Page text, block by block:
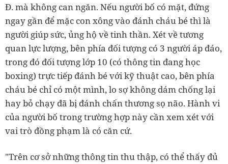
Đ. mà không can ngăn. Nếu người bố có mặt, đứng
ngay gần để mặc con xông vào đánh cháu bé thì là
người giúp sức, ủng hộ về tinh thần. Xét về tương
quan lực lượng, bên phía đối tượng có 3 người áp đáo,
trong đó đối tượng lớp 10 (có thông tin đang học
boxing) trực tiếp đánh bé với kỹ thuật cao, bên phía
cháu bé chỉ có một mình, lo sợ không dám chống lại
hay bỏ chạy đã bị đánh chấn thương sọ não. Hành vi
của người bố trong trường hợp này cần xem xét với
vai trò đồng phạm là có căn cứ.
"Trên cơ sở những thông tin thu thập, có thể thấy đủ